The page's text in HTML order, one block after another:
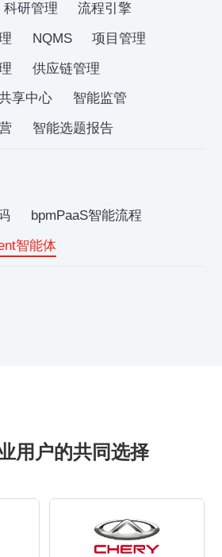
科研管理
流程引擎
NQMS
项目管理
供应链管理
享中心
智能监管
智能选题报告
bpmPaaS智能流程
智能体
用户的共同选择